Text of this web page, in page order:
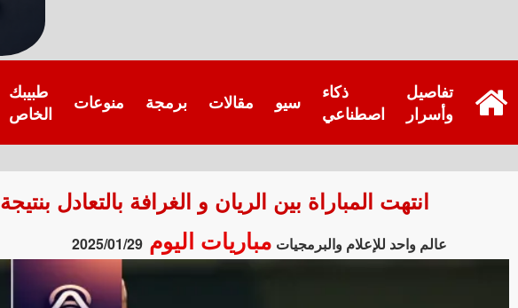
طبيبك
الخاص
منوعات برمجة مقالات سيو
ذكاء
اصطناعي
تفاصيل
وأسرار
انتهت المباراة بين الريان و الغرافة بالتعادل بنتيجة 2 - 2 في بطولة دوري نجوم قطر.
عالم واحد للإعلام والبرمجيات مباريات اليوم 2025/01/29